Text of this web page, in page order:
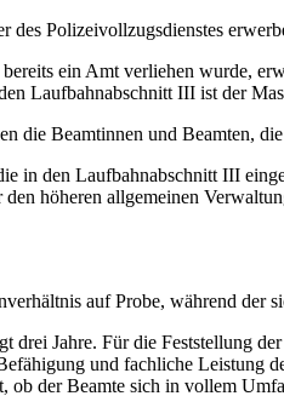
Polizeivollzugsdienstes
ein Amt verliehen wurde,
Laufbahnabschnitt III ist der
die Beamtinnen und Beamten,
in den Laufbahnabschnitt III
höheren allgemeinen
auf Probe, während der
drei Jahre. Für die Feststellung
und fachliche Leistung
der Beamte sich in vollem